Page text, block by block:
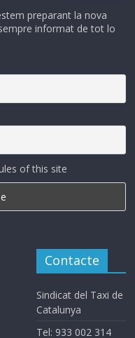
preparant la nova
informat de tot lo
of this site
Contacte
Sindicat del Taxi de
Catalunya
Tel: 933 002 314